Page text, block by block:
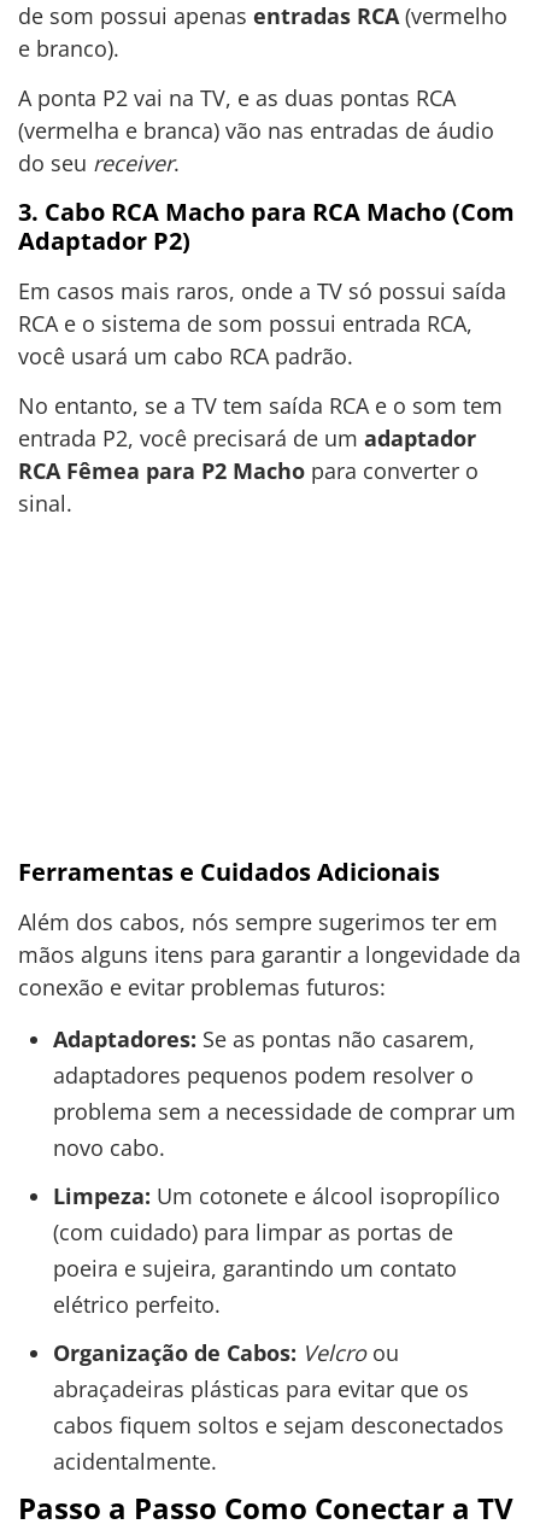
de som possui apenas entradas RCA(vermelho
e branco).
A ponta P2 vai na TV, e as duas pontas RCA
(vermelha e branca) vão nas entradas de áudio
do seu receiver.
3. Cabo RCA Macho para RCA Macho (Com
Adaptador P2)
Em casos mais raros, onde a TV só possui saída
RCA e o sistema de som possui entrada RCA,
você usará um cabo RCA padrão.
No entanto, se a TV tem saída RCA e o som tem
entrada P2, você precisará de um adaptador
RCA Fêmea para P2 Macho para converter o
sinal.
Ferramentas e Cuidados Adicionais
Além dos cabos, nós sempre sugerimos ter em
mãos alguns itens para garantir a longevidade da
conexão e evitar problemas futuros:
Adaptadores: Se as pontas não casarem,
adaptadores pequenos podem resolver o
problema sem a necessidade de comprar um
novo cabo.
Limpeza: Um cotonete e álcool isopropílico
(com cuidado) para limpar as portas de
poeira e sujeira, garantindo um contato
elétrico perfeito.
Organização de Cabos: Velcroou
abraçadeiras plásticas para evitar que os
cabos fiquem soltos e sejam desconectados
acidentalmente.
Passo a Passo Como Conectar a TV